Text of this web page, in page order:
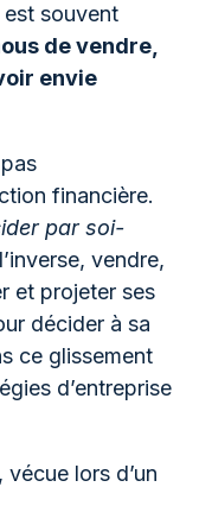
est souvent
de vendre,
envie
financière.
par soi-
vendre,
et projeter ses
décider à sa
ce glissement
d’entreprise
vécue lors d’un